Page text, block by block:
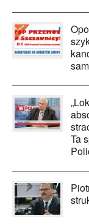
Ta